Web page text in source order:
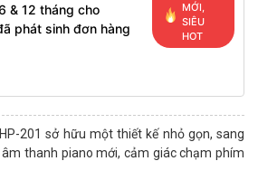
& 12 tháng cho
phát sinh đơn hàng
MỚI,
SIÊU
HOT
201 sở hữu một thiết kế nhỏ gọn, sang
thanh piano mới, cảm giác chạm phím